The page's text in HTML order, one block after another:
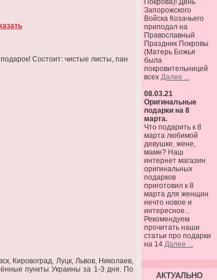
Состоит: чистые листы, пан
Кировоград, Луцк, Львов, Николаев,
пункты Украины за 1-3 дня. По
Покрова)! День
Запорожского
Войска Козачьего
приподал на
Православный
Праздник Покровы
(Матерь Божья
была
покровительницей
всех Далее ...
08.03.21
Оригинальные
подарки на 8
марта.
Что подарить к 8
марта любимой
девушке, жене,
маме? Наш
интернет магазин
оригинальных
подарков
приготовил к 8
марта для женщин
нечто новое и
интересное...
Рекомендуем
прочитать наши
статьи про подарки
на 14 Далее ...
АКТУАЛЬНО